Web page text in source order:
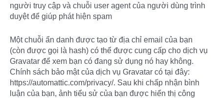
người truy cập và chuỗi user agent của người dùng trình
duyệt để giúp phát hiện spam
Một chuỗi ẩn danh được tạo từ địa chỉ email của bạn
(còn được gọi là hash) có thể được cung cấp cho dịch vụ
Gravatar để xem bạn có đang sử dụng nó hay không.
Chính sách bảo mật của dịch vụ Gravatar có tại đây:
https://automattic.com/privacy/. Sau khi chấp nhận bình
luận của bạn, ảnh tiểu sử của bạn được hiển thị công